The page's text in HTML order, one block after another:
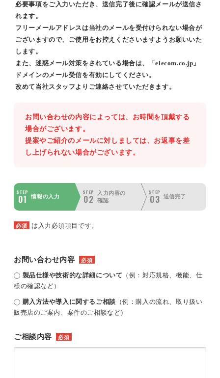
必要事項をご入力いただき、送信完了後に確認メールが送信さ
れます。
フリーメールアドレスは当社のメールを受付けられない場合が
ございますので、ご使用をお控えくださいますようお願いいた
します。
また、迷惑メール対策をされている場合は、「elecom.co.jp」
ドメインのメール受信を有効にしてください。
改めて当社スタッフよりご連絡させていただきます。
お問い合わせの内容によっては、お時間を頂戴する
場合がございます。
提案やご紹介のメールに対しましては、お返事を差
し上げられない場合がございます。
STEP
01 情報の入力
STEP
02
入力内容の
確認
STEP
03 送信完了
必須 は入力必須項目です。
お問い合わせ内容 必須
製品仕様や技術的な詳細について （例：対応規格、機能、仕
様の確認など）
購入方法や導入に関するご相談 （例：購入の流れ、取り扱い
販売店のご案内、案件のご相談など）
ご相談内容 必須